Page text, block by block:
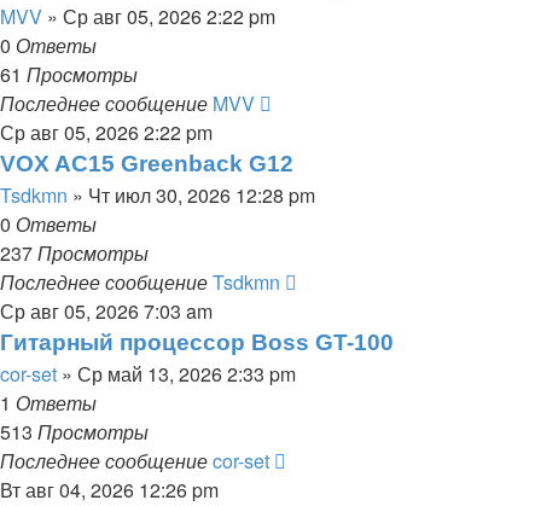
MVV » Ср авг 05, 2026 2:22 pm
0 Ответы
61 Просмотры
Последнее сообщение MVV
Ср авг 05, 2026 2:22 pm
VOX AC15 Greenback G12
Tsdkmn » Чт июл 30, 2026 12:28 pm
0 Ответы
237Просмотры
Последнее сообщениеTsdkmn
Ср авг 05, 2026 7:03 am
Гитарный процессор Boss GT-100
cor-set » Ср май 13, 2026 2:33 pm
1 Ответы
513 Просмотры
Последнее сообщениеcor-set
Вт авг 04, 2026 12:26 pm